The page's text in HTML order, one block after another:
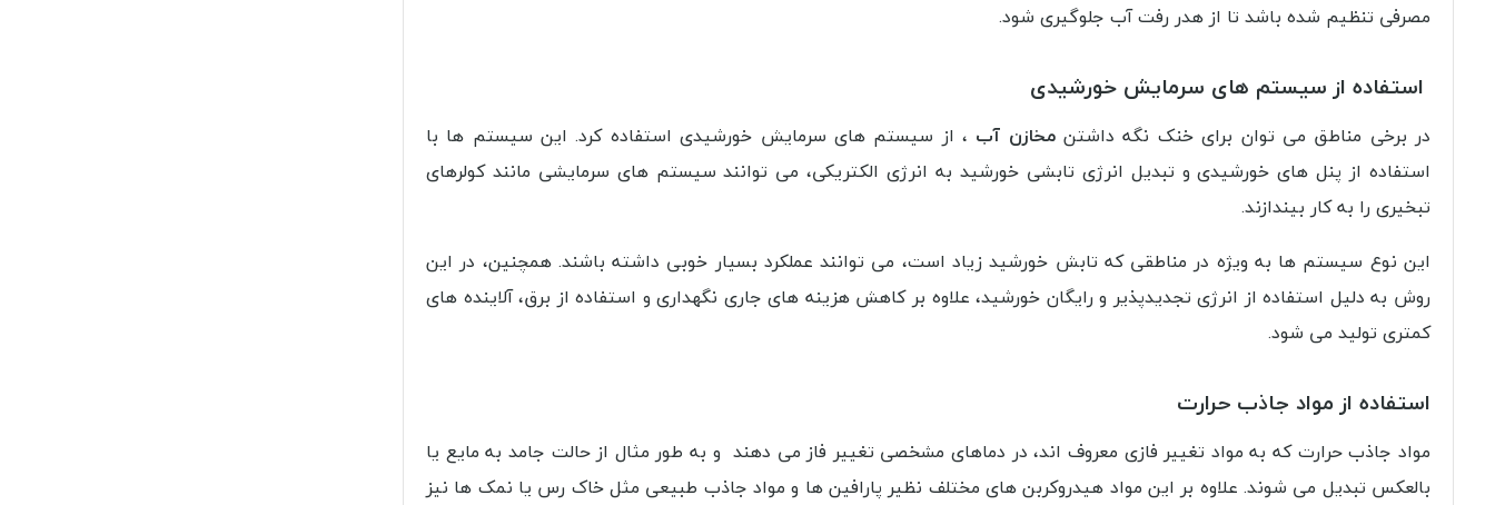
مصرفی تنظیم شده باشد تا از هدر رفت آب جلوگیری شود.
استفاده از سیستم‌ های سرمایش خورشیدی
در برخی مناطق می‌ توان برای خنک نگه داشتنمخازن آب ، از سیستم‌ های سرمایش خورشیدی استفاده کرد. این سیستم‌ ها با
استفاده از پنل‌ های خورشیدی و تبدیل انرژی تابشی خورشید به انرژی الکتریکی، می‌ توانند سیستم‌ های سرمایشی مانند کولرهای
تبخیری را به کار بیندازند.
این نوع سیستم‌ ها به ویژه در مناطقی که تابش خورشید زیاد است، می‌ توانند عملکرد بسیار خوبی داشته باشند. همچنین، در این
روش به دلیل استفاده از انرژی تجدیدپذیر و رایگان خورشید، علاوه بر کاهش هزینه‌ های جاری نگهداری و استفاده از برق، آلاینده های
کمتری تولید می شود.
استفاده از مواد جاذب حرارت
مواد جاذب حرارت که به مواد تغییر فازی معروف اند، در دماهای مشخصی تغییر فاز می‌ دهند و به طور مثال از حالت جامد به مایع یا
بالعکس تبدیل می شوند. علاوه بر این مواد هیدروکربن های مختلف نظیر پارافین ها و مواد جاذب طبیعی مثل خاک رس یا نمک ها نیز